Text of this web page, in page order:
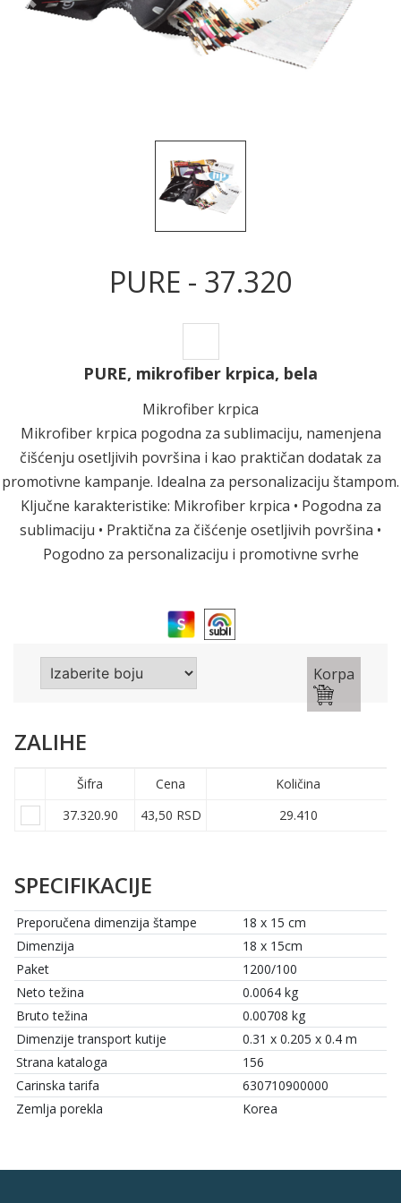
Sledeće
PURE - 37.320
PURE, mikrofiber krpica, bela
Mikrofiber krpica
Mikrofiber krpica pogodna za sublimaciju, namenjena
čišćenju osetljivih površina i kao praktičan dodatak za
promotivne kampanje. Idealna za personalizaciju štampom.
Ključne karakteristike: Mikrofiber krpica • Pogodna za
sublimaciju • Praktična za čišćenje osetljivih površina •
Pogodno za personalizaciju i promotivne svrhe
Korpa
ZALIHE
Šifra Cena
Količina
37.320.90
43,50 RSD 29.410
SPECIFIKACIJE
Preporučena dimenzija štampe
18 x 15 cm
Dimenzija
18 x 15cm
Paket
1200/100
Neto težina
0.0064 kg
Bruto težina
0.00708 kg
Dimenzije transport kutije
0.31 x 0.205 x 0.4 m
Strana kataloga
156
Carinska tarifa
630710900000
Zemlja porekla
Korea